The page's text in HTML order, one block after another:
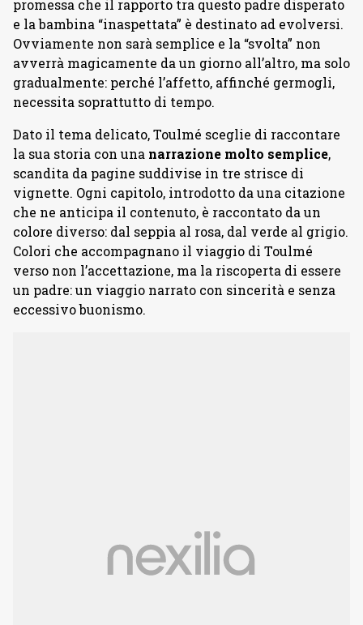
promessa che il rapporto tra questo padre disperato
e la bambina “inaspettata” è destinato ad evolversi.
Ovviamente non sarà semplice e la “svolta” non
avverrà magicamente da un giorno all’altro, ma solo
gradualmente: perché l’affetto, affinché germogli,
necessita soprattutto di tempo.
Dato il tema delicato, Toulmé sceglie di raccontare
la sua storia con una narrazione molto semplice,
scandita da pagine suddivise in tre strisce di
vignette. Ogni capitolo, introdotto da una citazione
che ne anticipa il contenuto, è raccontato da un
colore diverso: dal seppia al rosa, dal verde al grigio.
Colori che accompagnano il viaggio di Toulmé
verso non l’accettazione, ma la riscoperta di essere
un padre: un viaggio narrato con sincerità e senza
eccessivo buonismo.